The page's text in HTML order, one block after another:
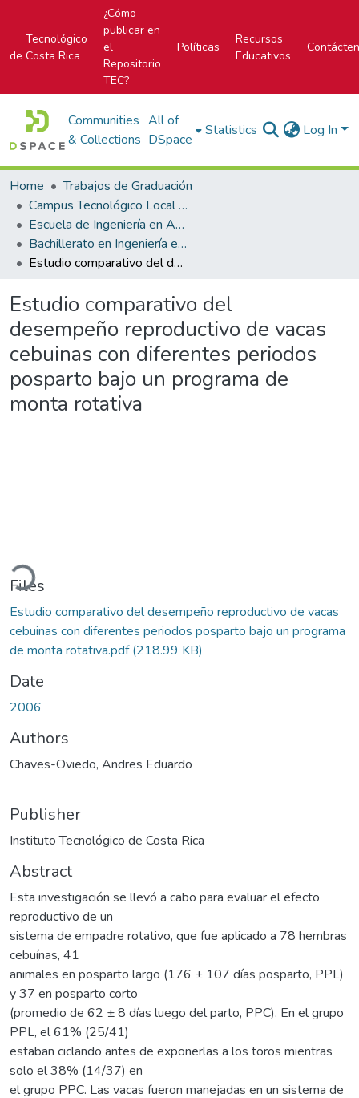
Tecnológico
de Costa Rica
¿Cómo
publicar en
el
Repositorio
TEC?
Políticas
Recursos
Educativos
Communities
& Collections
All of
DSpace
Statistics Log In
Home
Trabajos de Graduación
Campus Tecnológico Local San Carlos
Escuela de Ingeniería en Agronomía
Bachillerato en Ingeniería en Agronomía
Estudio comparativo del desempeño reproductivo de vacas cebuinas con diferentes periodos posparto bajo un programa de monta rotativa
Estudio comparativo del
desempeño reproductivo de vacas
cebuinas con diferentes periodos
posparto bajo un programa de
monta rotativa
Loading...
Files
Estudio comparativo del desempeño reproductivo de vacas
cebuinas con diferentes periodos posparto bajo un programa
de monta rotativa.pdf(218.99 KB)
Date
2006
Authors
Chaves-Oviedo, Andres Eduardo
Publisher
Instituto Tecnológico de Costa Rica
Abstract
Esta investigación se llevó a cabo para evaluar el efecto
reproductivo de un
sistema de empadre rotativo, que fue aplicado a 78 hembras
cebuínas, 41
animales en posparto largo (176 ± 107 días posparto, PPL)
y 37 en posparto corto
(promedio de 62 ± 8 días luego del parto, PPC). En el grupo
PPL, el 61% (25/41)
estaban ciclando antes de exponerlas a los toros mientras
solo el 38% (14/37) en
el grupo PPC. Las vacas fueron manejadas en un sistema de